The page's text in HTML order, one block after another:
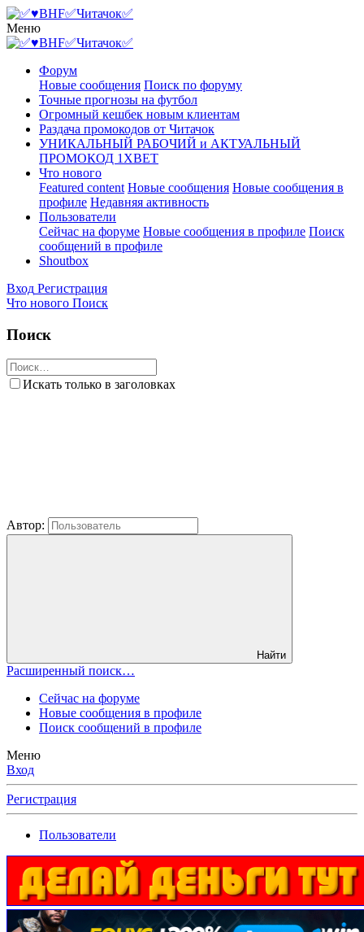
Меню
Форум
Новые сообщения Поиск по форуму
Точные прогнозы на футбол
Огромный кешбек новым клиентам
Раздача промокодов от Читачок
УНИКАЛЬНЫЙ РАБОЧИЙ и АКТУАЛЬНЫЙ
ПРОМОКОД 1XBET
Что нового
Featured content Новые сообщения Новые сообщения в
профиле Недавняя активность
Пользователи
Сейчас на форуме Новые сообщения в профиле Поиск
сообщений в профиле
Shoutbox
Вход Регистрация
Что нового Поиск
Поиск
Искать только в заголовках
Автор:
Найти
Расширенный поиск…
Сейчас на форуме
Новые сообщения в профиле
Поиск сообщений в профиле
Меню
Вход
Регистрация
Пользователи